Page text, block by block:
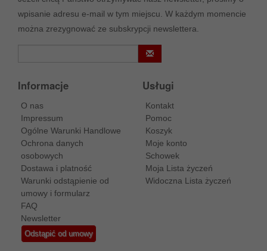
wpisanie adresu e-mail w tym miejscu. W każdym momencie
można zrezygnować ze subskrypcji newslettera.
Informacje
O nas
Impressum
Ogólne Warunki Handlowe
Ochrona danych
osobowych
Dostawa i platność
Warunki odstąpienie od
umowy i formularz
FAQ
Newsletter
Odstąpić od umowy
Usługi
Kontakt
Pomoc
Koszyk
Moje konto
Schowek
Moja Lista życzeń
Widoczna Lista życzeń